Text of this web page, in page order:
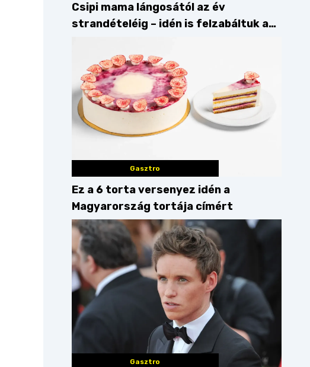
Csipi mama lángosától az év
strandételéig – idén is felzabáltuk a
Gasztro
Ez a 6 torta versenyez idén a
Magyarország tortája címért
Gasztro